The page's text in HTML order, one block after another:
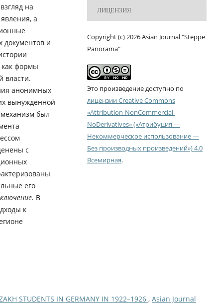
на
а
документов и
как формы
власти.
анонимных
вынужденной
был
с
его
В
к
ЛИЦЕНЗИЯ
Copyright (c) 2026 Asian Journal "Steppe
Panorama"
Это произведение доступно по
лицензии Creative Commons
«Attribution-NonCommercial-
NoDerivatives» («Атрибуция —
Некоммерческое использование —
Без производных произведений») 4.0
Всемирная.
STUDENTS IN GERMANY IN 1922–1926 , Asian Journal